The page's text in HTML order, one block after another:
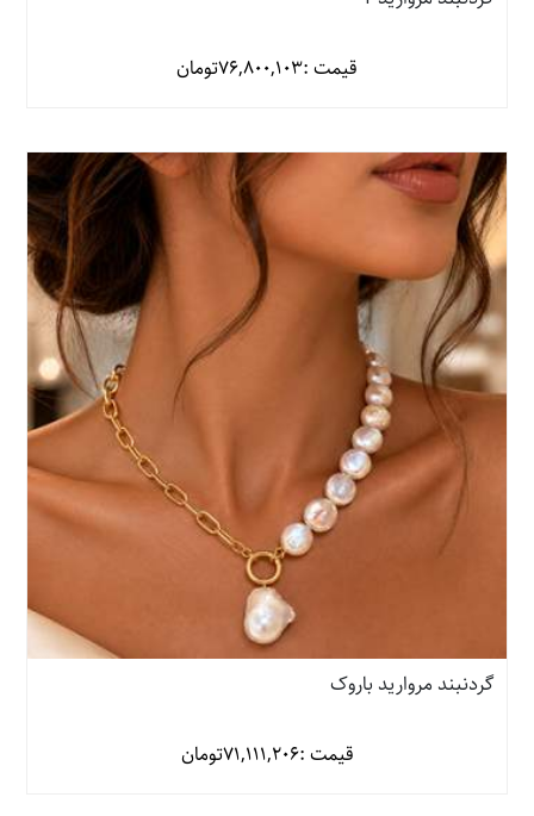
قیمت :76,800,103تومان
گردنبند مروارید باروک
قیمت :71,111,206تومان